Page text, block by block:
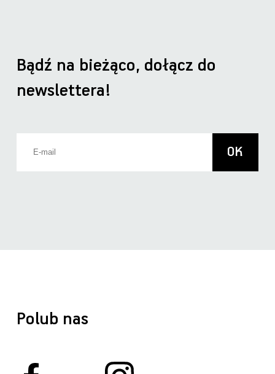
Polub nas
Bądź na bieżąco, dołącz do
newslettera!